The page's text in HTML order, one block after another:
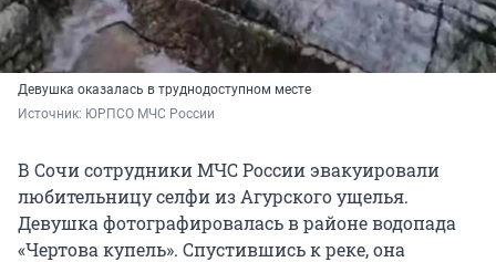
Девушка оказалась в труднодоступном месте
Источник: ЮРПСО МЧС России
В Сочи сотрудники МЧС России эвакуировали
любительницу селфи из Агурского ущелья.
Девушка фотографировалась в районе водопада
«Чертова купель». Спустившись к реке, она